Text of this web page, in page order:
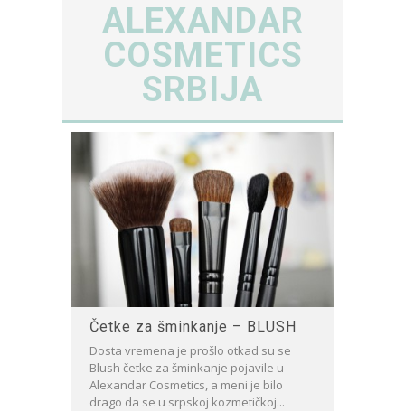
ALEXANDAR
COSMETICS
SRBIJA
Četke za šminkanje – BLUSH
Dosta vremena je prošlo otkad su se
Blush četke za šminkanje pojavile u
Alexandar Cosmetics, a meni je bilo
drago da se u srpskoj kozmetičkoj...